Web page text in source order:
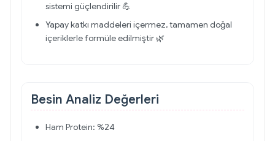
sistemi güçlendirilir 💪
Yapay katkı maddeleri içermez, tamamen doğal
içeriklerle formüle edilmiştir 🌿
Besin Analiz Değerleri
Ham Protein: %24